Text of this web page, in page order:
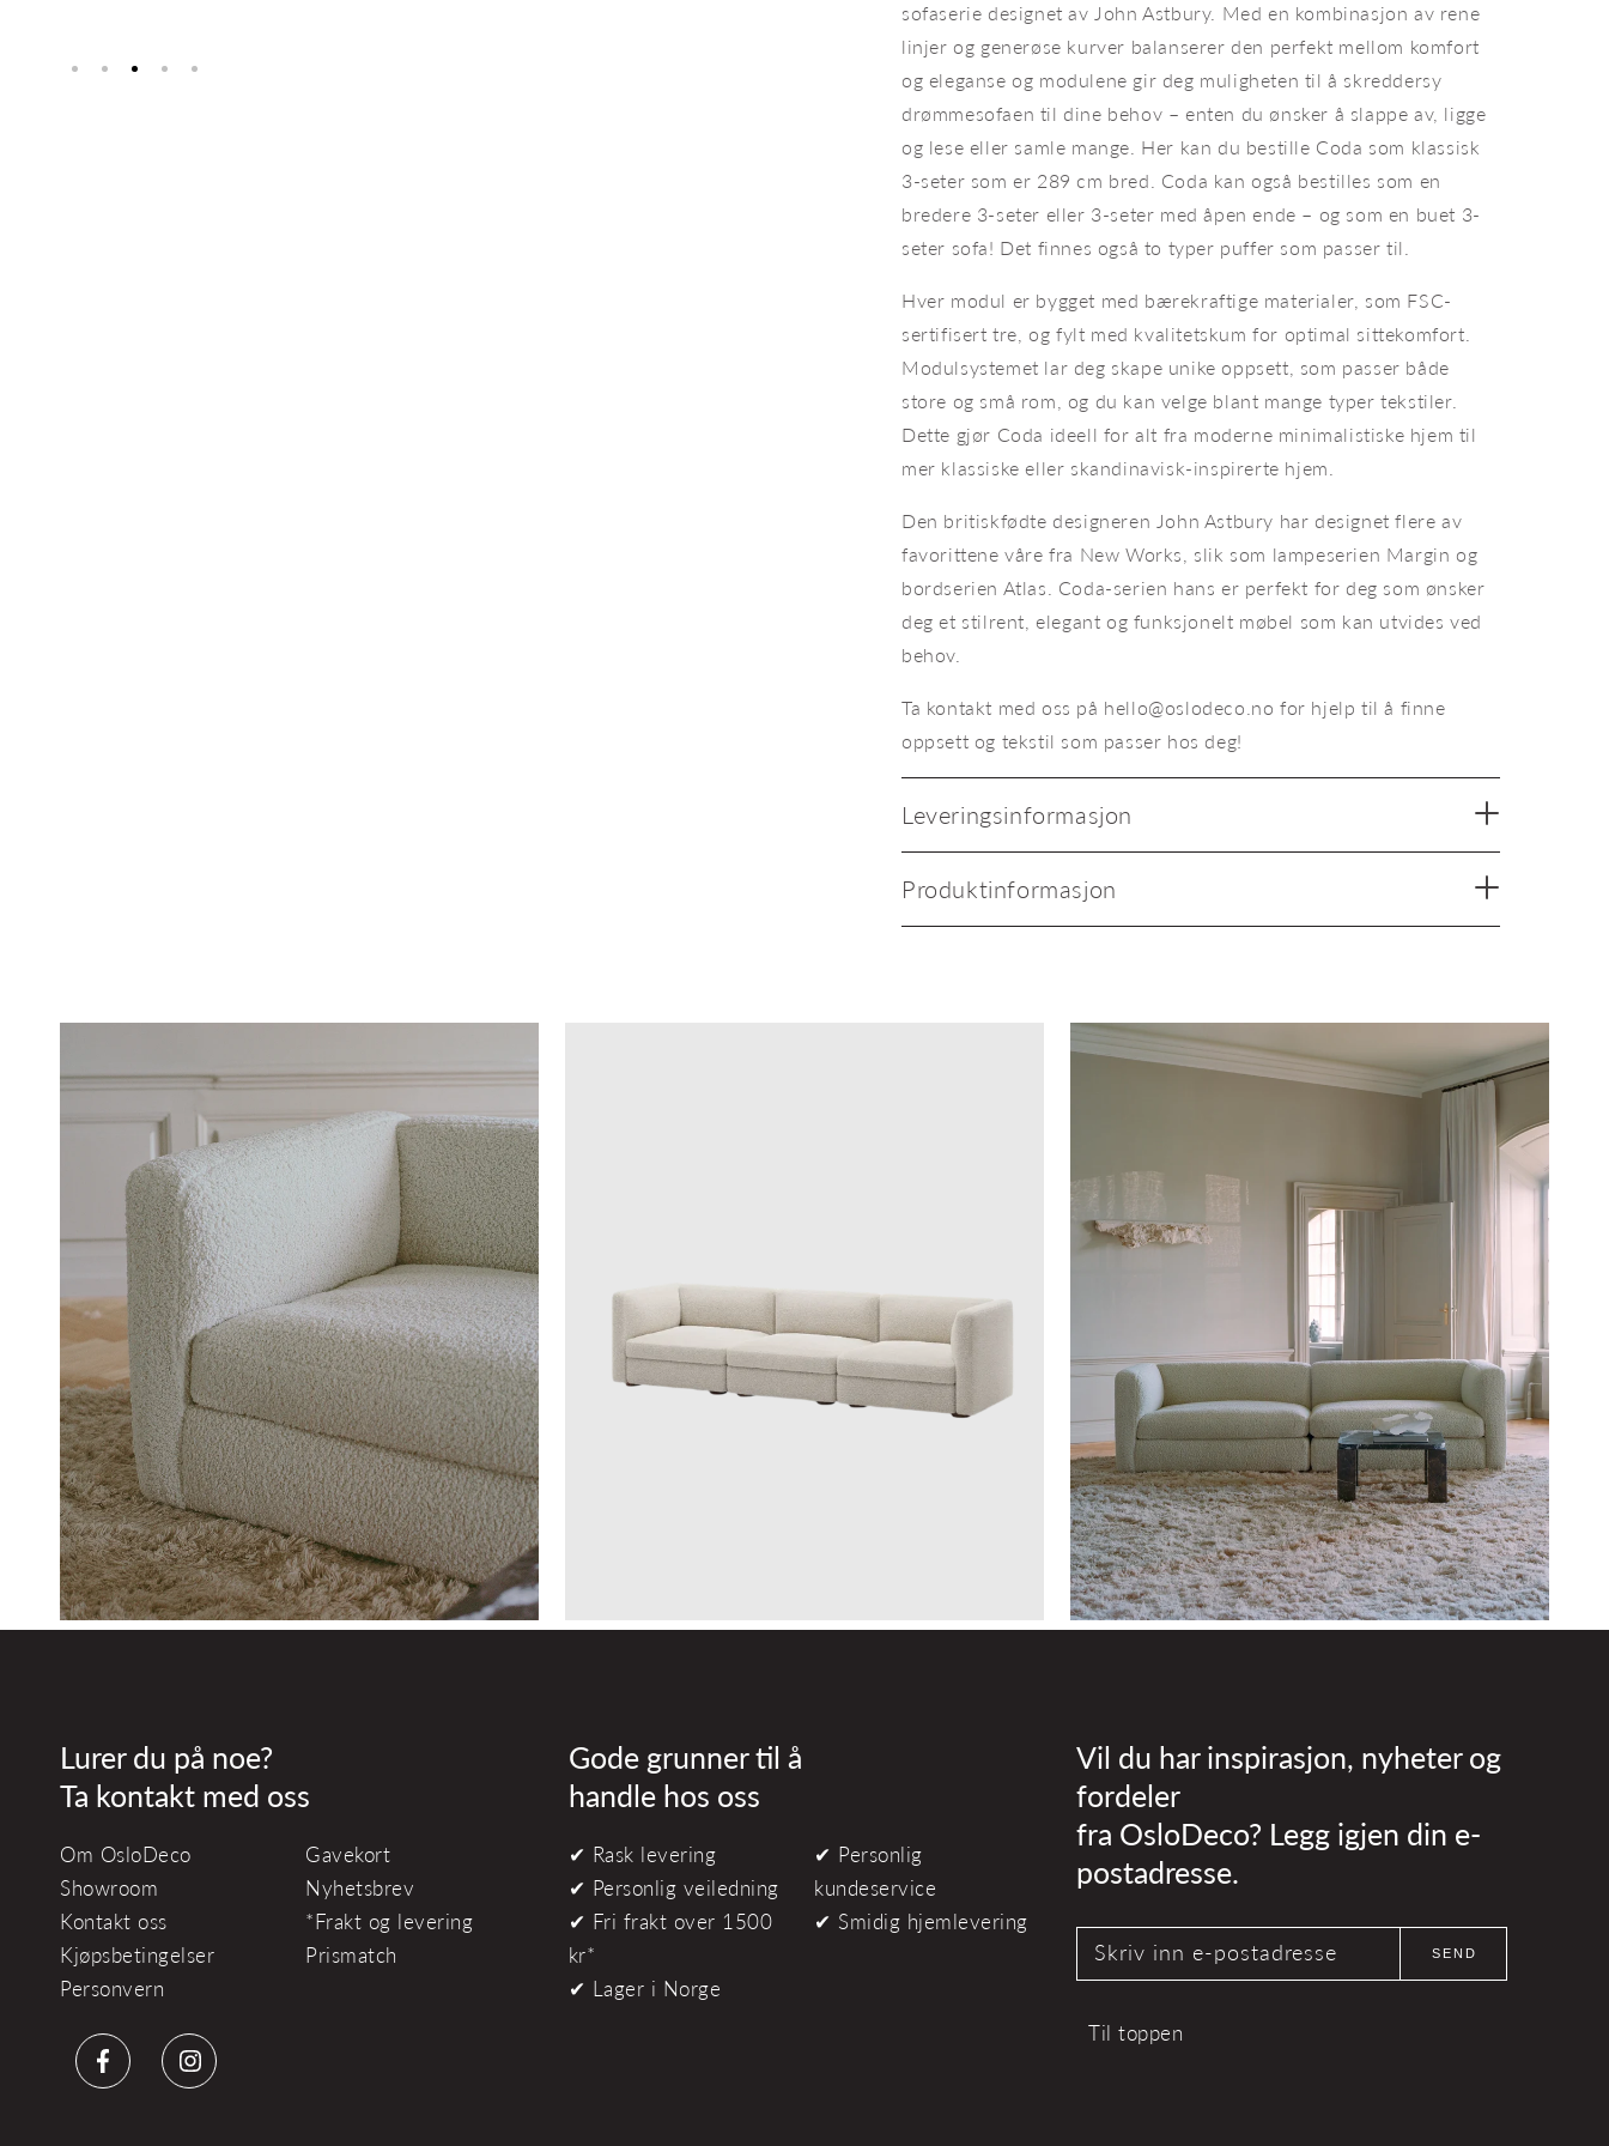
sofaserie designet av John Astbury. Med en kombinasjon av rene
linjer og generøse kurver balanserer den perfekt mellom komfort
og eleganse og modulene gir deg muligheten til å skreddersy
drømmesofaen til dine behov – enten du ønsker å slappe av, ligge
og lese eller samle mange. Her kan du bestille Coda som klassisk
3-seter som er 289 cm bred. Coda kan også bestilles som en
bredere 3-seter eller 3-seter med åpen ende – og som en buet 3-
seter sofa! Det finnes også to typer puffer som passer til.
Hver modul er bygget med bærekraftige materialer, som FSC-
sertifisert tre, og fylt med kvalitetskum for optimal sittekomfort.
Modulsystemet lar deg skape unike oppsett, som passer både
store og små rom, og du kan velge blant mange typer tekstiler.
Dette gjør Coda ideell for alt fra moderne minimalistiske hjem til
mer klassiske eller skandinavisk-inspirerte hjem.
Den britiskfødte designeren John Astbury har designet flere av
favorittene våre fra New Works, slik som lampeserien Margin og
bordserien Atlas. Coda-serien hans er perfekt for deg som ønsker
deg et stilrent, elegant og funksjonelt møbel som kan utvides ved
behov.
Ta kontakt med oss på hello@oslodeco.no for hjelp til å finne
oppsett og tekstil som passer hos deg!
Leveringsinformasjon
Produktinformasjon
Lurer du på noe?
Ta kontakt med oss
Om OsloDeco
Showroom
Kontakt oss
Kjøpsbetingelser
Personvern
Gavekort
Nyhetsbrev
*Frakt og levering
Prismatch
Gode grunner til å
handle hos oss
✔ Rask levering
✔ Personlig veiledning
✔ Fri frakt over 1500
kr*
✔ Lager i Norge
✔ Personlig
kundeservice
✔ Smidig hjemlevering
Vil du har inspirasjon, nyheter og
fordeler
fra OsloDeco? Legg igjen din e-
postadresse.
Skriv inn e-postadresse SEND
Facebook Instagram
Til toppen